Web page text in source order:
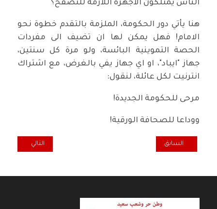
الناس يمتلكون الاجهزة اللازمة للتصفح؟
هنا يأتي دور الحكومة، الملزمة بالتقدم خطوة نحو
الامام! فهل يمكن لها ان تضيف الى مفردات
الحصة التموينية البائسة، ولو مرة كل سنتين،
جهاز "ايباد"، او اي جهاز يفي بالغرض، مع اشتراك
انترنيت لكل عائلة، لنقول:
مرحى للحكومة الجديدة!
ووداعا للصحافة الورقية!
المقال السابق: كل خميس... منهج اقتصادي جديد يرسي العيش
السابق المقال التالي:
التالي